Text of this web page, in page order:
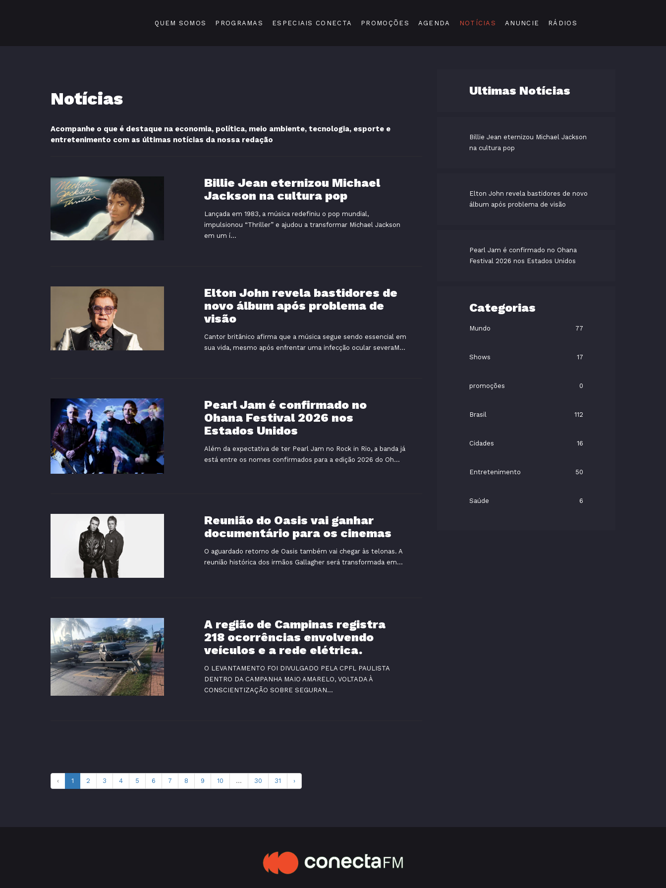
QUEM SOMOS PROGRAMAS ESPECIAIS CONECTA PROMOÇÕES AGENDA NOTÍCIAS ANUNCIE RÁDIOS
Notícias
Acompanhe o que é destaque na economia, política, meio ambiente, tecnologia, esporte e
entretenimento com as últimas notícias da nossa redação
Billie Jean eternizou Michael
Jackson na cultura pop
Lançada em 1983, a música redefiniu o pop mundial,
impulsionou “Thriller” e ajudou a transformar Michael Jackson
em um í...
Elton John revela bastidores de
novo álbum após problema de
visão
Cantor britânico afirma que a música segue sendo essencial em
sua vida, mesmo após enfrentar uma infecção ocular severaM...
Pearl Jam é confirmado no
Ohana Festival 2026 nos
Estados Unidos
Além da expectativa de ter Pearl Jam no Rock in Rio, a banda já
está entre os nomes confirmados para a edição 2026 do Oh...
Reunião do Oasis vai ganhar
documentário para os cinemas
O aguardado retorno de Oasis também vai chegar às telonas. A
reunião histórica dos irmãos Gallagher será transformada em...
A região de Campinas registra
218 ocorrências envolvendo
veículos e a rede elétrica.
O LEVANTAMENTO FOI DIVULGADO PELA CPFL PAULISTA
DENTRO DA CAMPANHA MAIO AMARELO, VOLTADA À
CONSCIENTIZAÇÃO SOBRE SEGURAN...
‹ 1 2 3 4 5 6 7 8 9 10 ... 30 31 ›
Ultimas Notícias
Billie Jean eternizou Michael Jackson
na cultura pop
Elton John revela bastidores de novo
álbum após problema de visão
Pearl Jam é confirmado no Ohana
Festival 2026 nos Estados Unidos
Categorias
Mundo 77
Shows 17
promoções 0
Brasil 112
Cidades 16
Entretenimento 50
Saúde 6